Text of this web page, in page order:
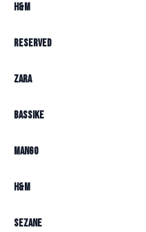
H&M
Reserved
Zara
Bassike
Mango
H&M
Sezane